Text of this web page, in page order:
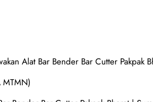
Alat Bar Bender Bar Cutter
MTMN)